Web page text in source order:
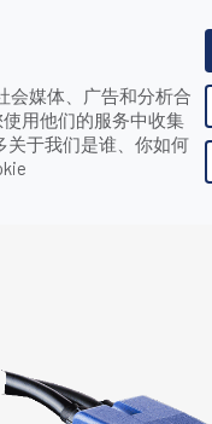
会媒体、广告和分析合
用他们的服务中收集
关于我们是谁、你如何
致电